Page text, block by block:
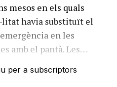
mesos en els quals
havia substituït el
en les
amb el pantà. Les…
per a subscriptors